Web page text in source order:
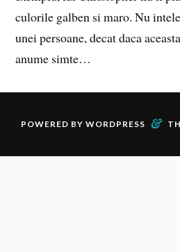
culorile galben si maro. Nu
unei persoane, decat daca
anume simte…
POWERED BY WORDPRESS &